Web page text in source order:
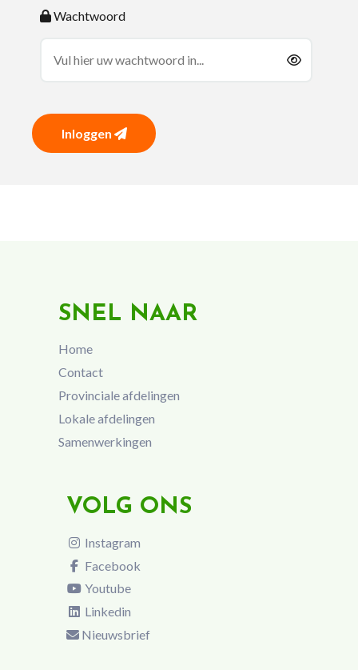
Wachtwoord
Inloggen
SNEL NAAR
Home
Contact
Provinciale afdelingen
Lokale afdelingen
Samenwerkingen
VOLG ONS
Instagram
Facebook
Youtube
Linkedin
Nieuwsbrief